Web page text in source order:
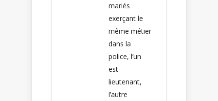
mariés
exerçant le
même métier
dans la
police, l’un
est
lieutenant,
l’autre